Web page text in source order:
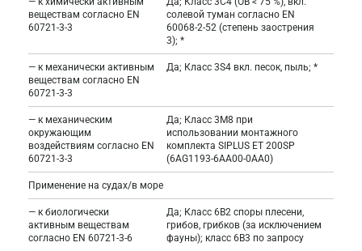
веществам согласно EN
60721-3-3
солевой туман согласно EN
60068-2-52 (степень заострения
3); *
— к механически активным
веществам согласно EN
60721-3-3
Да; Класс 3S4 вкл. песок, пыль; *
— к механическим
окружающим
воздействиям согласно EN
60721-3-3
Да; Класс 3M8 при
использовании монтажного
комплекта SIPLUS ET 200SP
(6AG1193-6AA00-0AA0)
Применение на судах/в море
— к биологически
активным веществам
согласно EN 60721-3-6
Да; Класс 6B2 споры плесени,
грибов, грибков (за исключением
фауны); класс 6B3 по запросу